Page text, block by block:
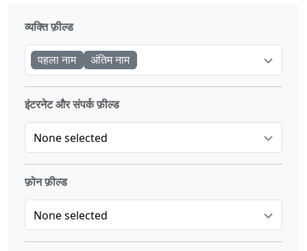
व्यक्ति फ़ील्ड
पहला नाम अंतिम नाम
इंटरनेट और संपर्क फ़ील्ड
None selected
फ़ोन फ़ील्ड
None selected